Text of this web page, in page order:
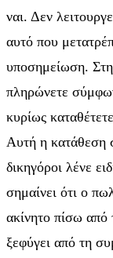
ναι. Δεν
αυτό που
υποσημείωση.
πληρώνετε
κυρίως
Αυτή η κατάθεση
δικηγόροι λένε
σημαίνει ότι ο
ακίνητο πίσω
ξεφύγει από τη